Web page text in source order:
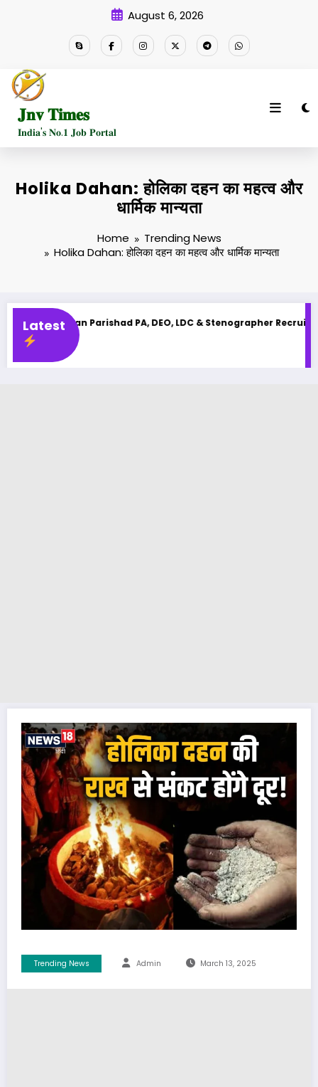
August 6, 2026
𝐉𝐧𝐯 𝐓𝐢𝐦𝐞𝐬
𝐈𝐧𝐝𝐢𝐚'𝐬 𝐍𝐨.𝟏 𝐉𝐨𝐛 𝐏𝐨𝐫𝐭𝐚𝐥
Holika Dahan: होलिका दहन का महत्व और
धार्मिक मान्यता
Home
Trending News
Holika Dahan: होलिका दहन का महत्व और धार्मिक मान्यता
Latest
Parishad PA, DEO, LDC & Stenographer Recruitment 2025
Trending News Admin March 13, 2025